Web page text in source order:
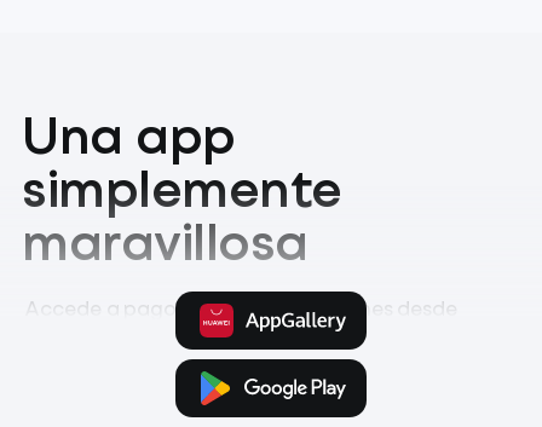
Una app
simplemente
maravillosa
Accede a pagos, ahorro e inversiones desde
Tarjeta Transferencias